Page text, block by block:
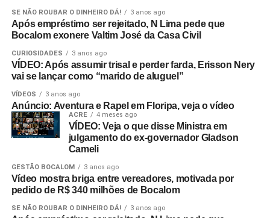
SE NÃO ROUBAR O DINHEIRO DÁ! 3 anos ago
Após empréstimo ser rejeitado, N Lima pede que
Bocalom exonere Valtim José da Casa Civil
CURIOSIDADES 3 anos ago
VÍDEO: Após assumir trisal e perder farda, Erisson Nery
vai se lançar como “marido de aluguel”
VÍDEOS 3 anos ago
Anúncio: Aventura e Rapel em Floripa, veja o vídeo
ACRE 4 meses ago
VÍDEO: Veja o que disse Ministra em
julgamento do ex-governador Gladson
Cameli
GESTÃO BOCALOM 3 anos ago
Vídeo mostra briga entre vereadores, motivada por
pedido de R$ 340 milhões de Bocalom
SE NÃO ROUBAR O DINHEIRO DÁ! 3 anos ago